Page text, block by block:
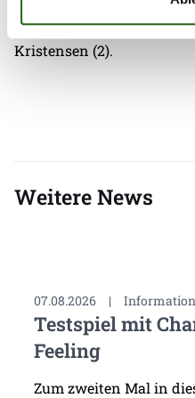
Morgensen, Larsen (2),
Rasmussen, Hedberg (5),
Kristensen (2).
Weitere News
07.08.2026 | Information
Testspiel mit
Feeling
Zum zweiten Mal in